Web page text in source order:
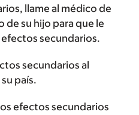
llame al médico de
de su hijo para que le
secundarios.
secundarios al
país.
efectos secundarios